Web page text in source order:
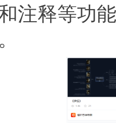
注释等功